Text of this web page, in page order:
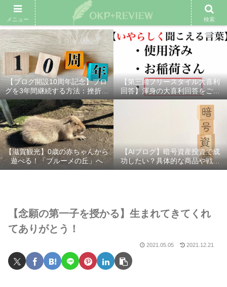
雑記ブログ プロフィール 余興動画 ベスト大喜利 スポ
【ブログ開設10周年記念】ブロ
グを3年間継続する方法：挫折し
ないための7つの秘訣
【第三回フリースタイル大喜利
回答】渾身の大喜利回答をご紹
介！
【滋賀観光】0歳の赤ちゃんから
遊べる！「ブルーメの丘」へ
【AIブログ】暗号資産投資で成
功したい？具体的な商品や戦略
を分かりやすく解説！
【念願の第一子を授かる】生まれてきてくれ
てありがとう！
2021.05.05 2021.12.21
メニュー 検索